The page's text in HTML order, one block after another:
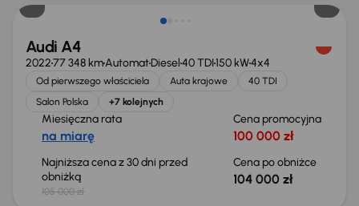
Audi A4
202277 348 kmAutomatDiesel40 TDI150 kW4x4
Od pierwszego właściciela Auta krajowe
40 TDI
Salon Polska
+7 kolejnych
Miesięczna rata
na miarę
Cena promocyjna
100 000 zł
Najniższa cena z 30 dni przed
obniżką
105 000 zł
Cena po obniżce
104 000 zł
Możliwość odliczenia VAT